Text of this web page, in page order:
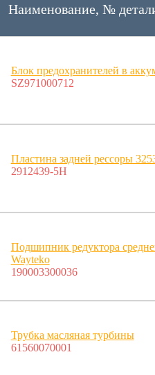
Наименование, №
Блок предохранителей в
SZ971000712
Пластина задней рессоры
2912439-5H
Подшипник редуктора
Wayteko
190003300036
Трубка масляная турбины
61560070001